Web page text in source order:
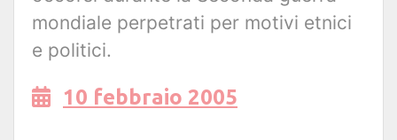
mondiale perpetrati per motivi etnici
e politici.
10 febbraio 2005